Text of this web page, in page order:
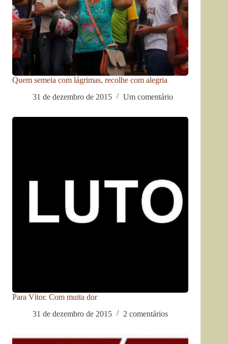
Quem semeia com lágrimas, recolhe com alegria
31 de dezembro de 2015
Um comentário
Para Vítor. Com muita dor
31 de dezembro de 2015
2 comentários